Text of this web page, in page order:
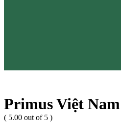
Primus Việt Nam
( 5.00 out of 5 )